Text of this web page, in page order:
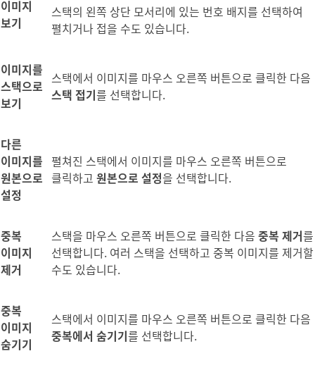
이미지
보기
스택의 왼쪽 상단 모서리에 있는 번호 배지를 선택하여
펼치거나 접을 수도 있습니다.
이미지를
스택으로
보기
스택에서 이미지를 마우스 오른쪽 버튼으로 클릭한 다음
스택 접기를 선택합니다.
다른
이미지를
원본으로
설정
펼쳐진 스택에서 이미지를 마우스 오른쪽 버튼으로
클릭하고 원본으로 설정을 선택합니다.
중복
이미지
제거
스택을 마우스 오른쪽 버튼으로 클릭한 다음 중복 제거를
선택합니다. 여러 스택을 선택하고 중복 이미지를 제거할
수도 있습니다.
중복
이미지
숨기기
스택에서 이미지를 마우스 오른쪽 버튼으로 클릭한 다음
중복에서 숨기기를 선택합니다.